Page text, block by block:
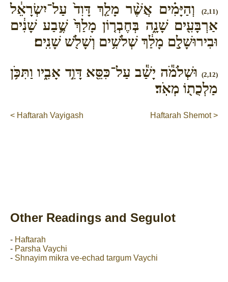
(2,11)
וְהַיָּמִ֗ים אֲשֶׁ֨ר מָלַ֤ךְ דָּוִד֙ עַל־יִשְׂרָאֵ֔ל
אַרְבָּעִ֖ים שָׁנָ֑ה בְּחֶבְר֤וֹן מָלַךְ֙ שֶׁ֣בַע שָׁנִ֔ים
וּבִירוּשָׁלִַ֣ם מָלַ֔ךְ שְׁלֹשִׁ֥ים וְשָׁלֹ֖שׁ שָׁנִֽים׃
(2,12)
וּשְׁלֹמֹ֕ה יָשַׁ֕ב עַל־כִּסֵּ֖א דָּוִ֣ד אָבִ֑יו וַתִּכֹּ֥ן
מַלְכֻת֖וֹ מְאֹֽד׃
< Haftarah Vayigash Haftarah Shemot >
Other Readings and Segulot
- Haftarah
- Parsha Vaychi
- Shnayim mikra ve-echad targum Vaychi